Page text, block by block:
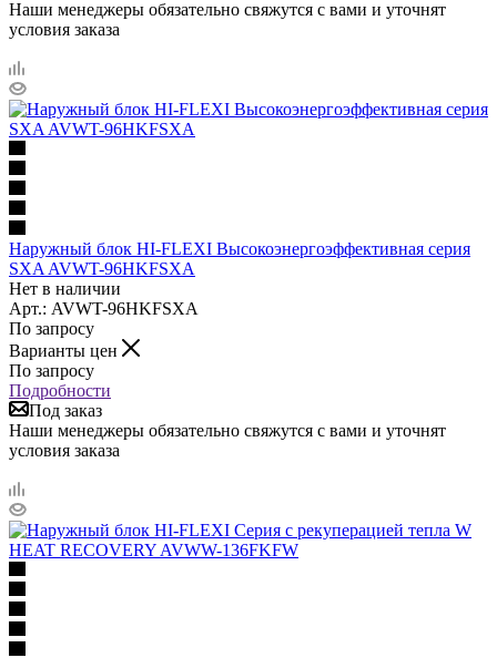
Наши менеджеры обязательно свяжутся с вами и уточнят
условия заказа
Наружный блок HI-FLEXI Высокоэнергоэффективная серия
SXA AVWT-96HKFSXA
Нет в наличии
Арт.: AVWT-96HKFSXA
По запросу
Варианты цен
По запросу
Подробности
Под заказ
Наши менеджеры обязательно свяжутся с вами и уточнят
условия заказа